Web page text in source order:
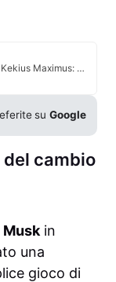
Kekius Maximus: il fenomeno della crypto con un balzo del 657% su X
suGoogle
del cambio
Musk in
una
gioco di